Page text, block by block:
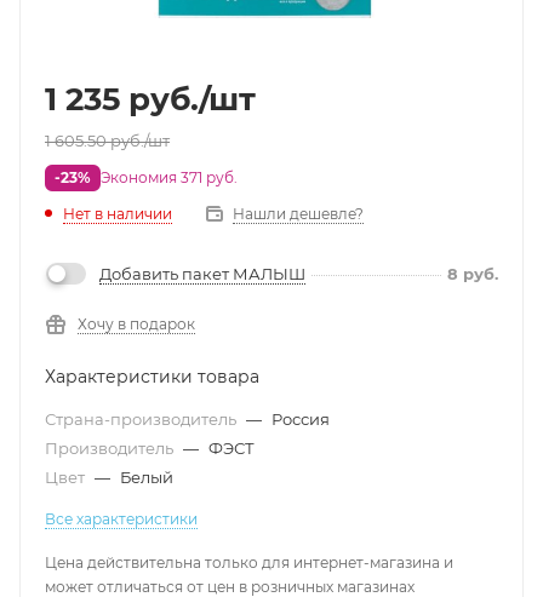
1 235 руб./шт
1 605.50руб./шт
-23% Экономия 371 руб.
Нет в наличии
Нашли дешевле?
Добавить пакет МАЛЫШ 8 руб.
Хочу в подарок
Характеристики товара
Страна-производитель — Россия
Производитель — ФЭСТ
Цвет — Белый
Все характеристики
Цена действительна только для интернет-магазина и
может отличаться от цен в розничных магазинах